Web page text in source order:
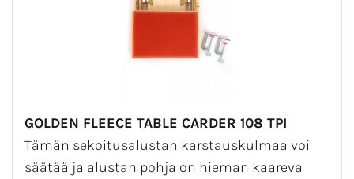
GOLDEN FLEECE TABLE CARDER 108 TPI
Tämän sekoitusalustan karstauskulmaa voi
säätää ja alustan pohja on hieman kaareva